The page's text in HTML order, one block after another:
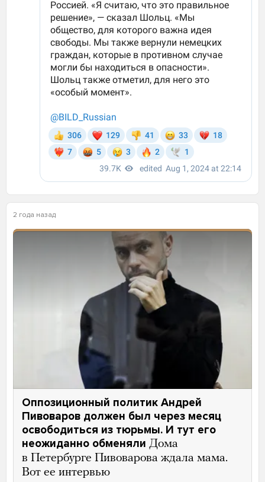
2 года назад
Оппозиционный политик Андрей
Пивоваров должен был через месяц
освободиться из тюрьмы. И тут его
неожиданно обменяли Дома
в Петербурге Пивоварова ждала мама.
Вот ее интервью